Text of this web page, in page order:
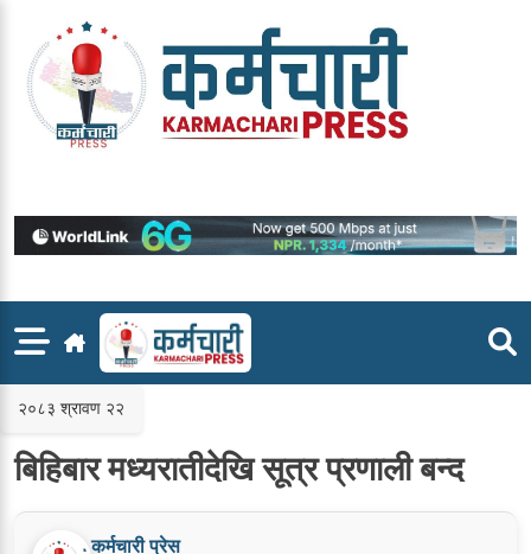
content
२०८३ श्रावण २२
बिहिबार मध्यरातीदेखि सूत्र प्रणाली बन्द
कर्मचारी प्रेस